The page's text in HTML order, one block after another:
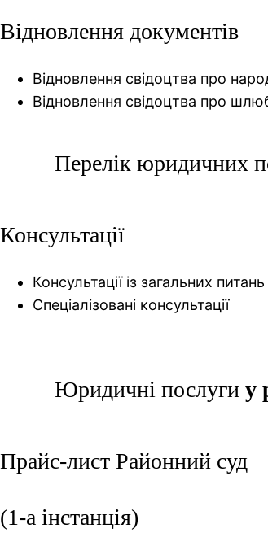
Відновлення документів
Відновлення свідоцтва про
Відновлення свідоцтва про
Перелік юридичних
Консультації
Консультації із загальних питань
Спеціалізовані консультації
Юридичні послугиу
Прайс-лист Районний суд
(1-а інстанція)